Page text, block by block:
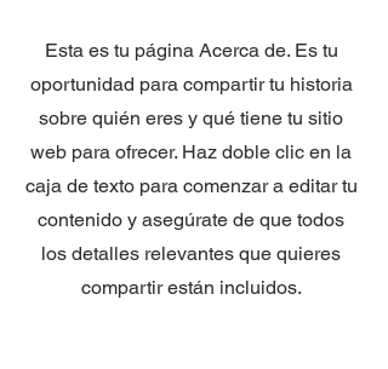
Esta es tu página Acerca de. Es tu
oportunidad para compartir tu historia
sobre quién eres y qué tiene tu sitio
web para ofrecer. Haz doble clic en la
caja de texto para comenzar a editar tu
contenido y asegúrate de que todos
los detalles relevantes que quieres
compartir están incluidos.